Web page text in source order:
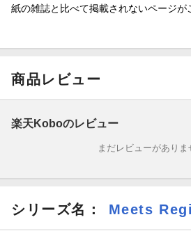
紙の雑誌と比べて掲載されないページが
商品レビュー
楽天Koboのレビュー
まだレビューがありま
シリーズ名： Meets